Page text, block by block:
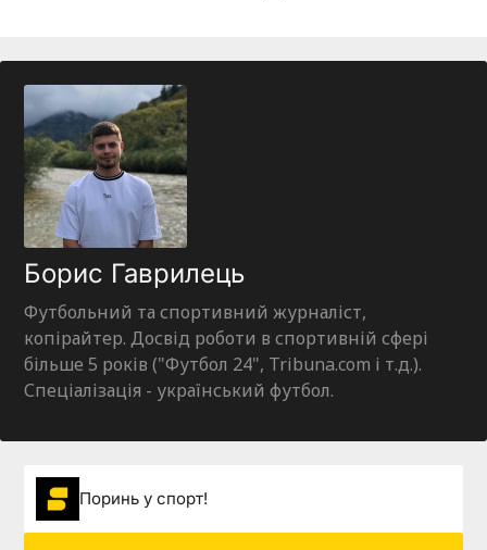
Борис Гаврилець
Футбольний та спортивний журналіст,
копірайтер. Досвід роботи в спортивній сфері
більше 5 років ("Футбол 24", Tribuna.com і т.д.).
Спеціалізація - український футбол.
Поринь у спорт!